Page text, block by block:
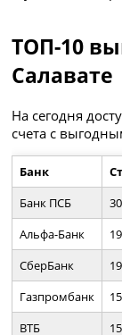
ТОП-10
Салавате
На сегодня
счета с
Банк
Банк ПСБ
Альфа-Банк
СберБанк
Газпромбанк
ВТБ